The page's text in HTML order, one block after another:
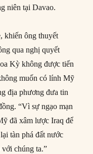
niên tại Davao.
khiến ông thuyết
qua nghị quyết
Kỳ không được tiến
muốn có lính Mỹ
địa phương đưa tin
“Vì sự ngạo mạn
đã xâm lược Iraq để
tàn phá đất nước
chúng ta.”